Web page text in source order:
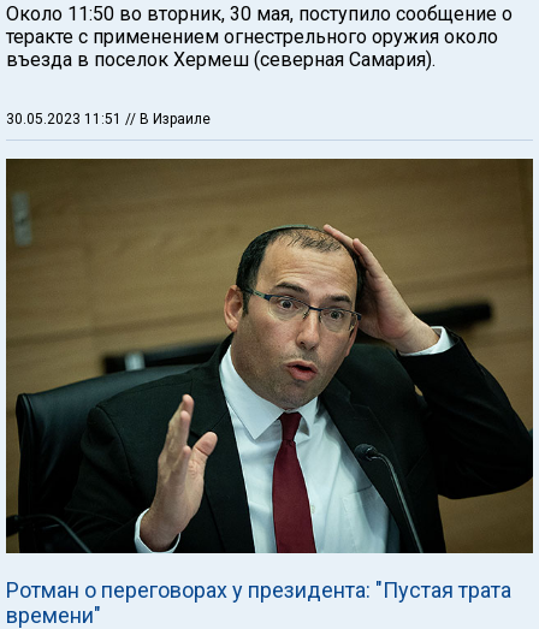
Около 11:50 во вторник, 30 мая, поступило сообщение о
теракте с применением огнестрельного оружия около
въезда в поселок Хермеш (северная Самария).
30.05.2023 11:51 // В Израиле
Ротман о переговорах у президента: "Пустая трата
времени"